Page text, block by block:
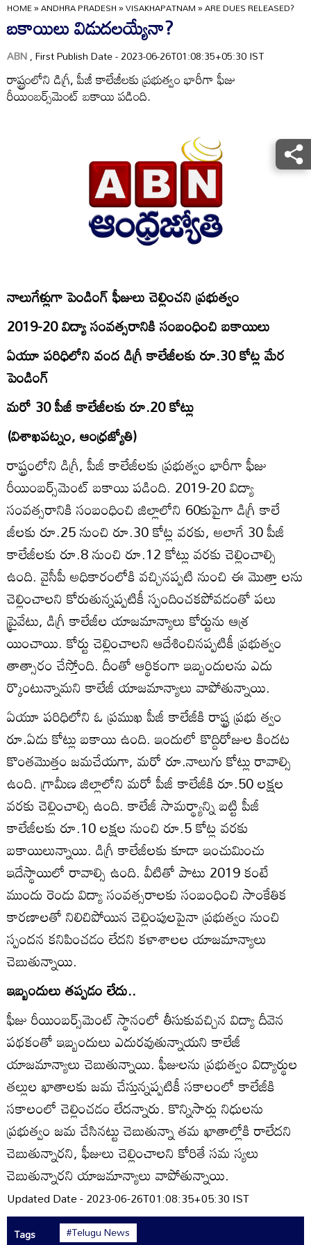
HOME»ANDHRA PRADESH»VISAKHAPATNAM»ARE DUES RELEASED?
బకాయిలు విడుదలయ్యేనా?
ABN, First Publish Date - 2023-06-26T01:08:35+05:30 IST
రాష్ట్రంలోని డిగ్రీ, పీజీ కాలేజీలకు ప్రభుత్వం భారీగా ఫీజు
రీయింబర్స్‌మెంట్‌ బకాయి పడింది.
నాలుగేళ్లుగా పెండింగ్‌ ఫీజులు చెల్లించని ప్రభుత్వం
2019-20 విద్యా సంవత్సరానికి సంబంధించి బకాయిలు
ఏయూ పరిధిలోని వంద డిగ్రీ కాలేజీలకు రూ.30 కోట్ల మేర
పెండింగ్‌
మరో 30 పీజీ కాలేజీలకు రూ.20 కోట్లు
(విశాఖపట్నం, ఆంధ్రజ్యోతి)
రాష్ట్రంలోని డిగ్రీ, పీజీ కాలేజీలకు ప్రభుత్వం భారీగా ఫీజు
రీయింబర్స్‌మెంట్‌ బకాయి పడింది. 2019-20 విద్యా
సంవత్సరానికి సంబంధించి జిల్లాలోని 60కుపైగా డిగ్రీ కాలే
జీలకు రూ.25 నుంచి రూ.30 కోట్ల వరకు, అలాగే 30 పీజీ
కాలేజీలకు రూ.8 నుంచి రూ.12 కోట్లు వరకు చెల్లించాల్సి
ఉంది. వైసీపీ అధికారంలోకి వచ్చినప్పటి నుంచి ఈ మొత్తా లను
చెల్లించాలని కోరుతున్నప్పటికీ స్పందించకపోవడంతో పలు
ప్రైవేటు, డిగ్రీ కాలేజీల యాజమాన్యాలు కోర్టును ఆశ్ర
యించాయి. కోర్టు చెల్లించాలని ఆదేశించినప్పటికీ ప్రభుత్వం
తాత్సారం చేస్తోంది. దీంతో ఆర్థికంగా ఇబ్బందులను ఎదు
ర్కొంటున్నామని కాలేజీ యాజమాన్యాలు వాపోతున్నాయి.
ఏయూ పరిధిలోని ఓ ప్రముఖ పీజీ కాలేజీకి రాష్ట్ర ప్రభు త్వం
రూ.ఏడు కోట్లు బకాయి ఉంది. ఇందులో కొద్దిరోజుల కిందట
కొంతమొత్తం జమచేయగా, మరో రూ.నాలుగు కోట్లు రావాల్సి
ఉంది. గ్రామీణ జిల్లాలోని మరో పీజీ కాలేజీకి రూ.50 లక్షల
వరకు చెల్లించాల్సి ఉంది. కాలేజీ సామర్థ్యాన్ని బట్టి పీజీ
కాలేజీలకు రూ.10 లక్షల నుంచి రూ.5 కోట్ల వరకు
బకాయిలున్నాయి. డిగ్రీ కాలేజీలకు కూడా ఇంచుమించు
ఇదేస్థాయిలో రావాల్సి ఉంది. వీటితో పాటు 2019 కంటే
ముందు రెండు విద్యా సంవత్సరాలకు సంబంధించి సాంకేతిక
కారణాలతో నిలిచిపోయిన చెల్లింపులపైనా ప్రభుత్వం నుంచి
స్పందన కనిపించడం లేదని కళాశాలల యాజమాన్యాలు
చెబుతున్నాయి.
ఇబ్బందులు తప్పడం లేదు..
ఫీజు రీయింబర్స్‌మెంట్‌ స్థానంలో తీసుకువచ్చిన విద్యా దీవెన
పథకంతో ఇబ్బందులు ఎదురవుతున్నాయని కాలేజీ
యాజమాన్యాలు చెబుతున్నాయి. ఫీజులను ప్రభుత్వం విద్యార్థుల
తల్లుల ఖాతాలకు జమ చేస్తున్నప్పటికీ సకాలంలో కాలేజీకి
సకాలంలో చెల్లించడం లేదన్నారు. కొన్నిసార్లు నిధులను
ప్రభుత్వం జమ చేసినట్టు చెబుతున్నా తమ ఖాతాల్లోకి రాలేదని
చెబుతున్నారని, ఫీజులు చెల్లించాలని కోరితే సమ స్యలు
చెబుతున్నారని యాజమాన్యాలు వాపోతున్నాయి.
Updated Date - 2023-06-26T01:08:35+05:30 IST
Tags #Telugu News